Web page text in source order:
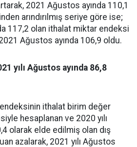
2021 Ağustos ayında 110,1
arındırılmış seriye göre ise;
117,2 olan ithalat miktar endeksi
Ağustos ayında 106,9 oldu.
yılı Ağustos ayında 86,8
ithalat birim değer
hesaplanan ve 2020 yılı
olarak elde edilmiş olan dış
azalarak, 2021 yılı Ağustos